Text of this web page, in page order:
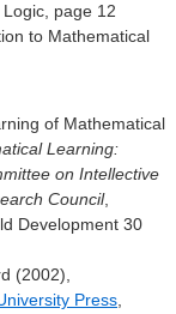
page 12
to Mathematical
of Mathematical
Learning:
on Intellective
Council,
Development 30
(2002),
Press